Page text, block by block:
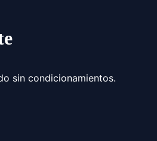
sin condicionamientos.